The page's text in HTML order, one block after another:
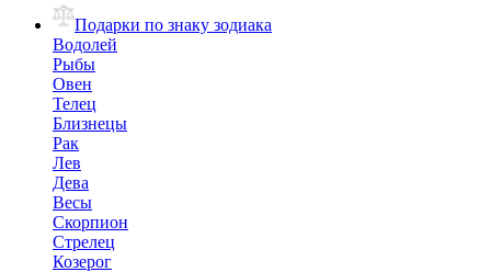
Подарки по знаку зодиака
Водолей
Рыбы
Овен
Телец
Близнецы
Рак
Лев
Дева
Весы
Скорпион
Стрелец
Козерог